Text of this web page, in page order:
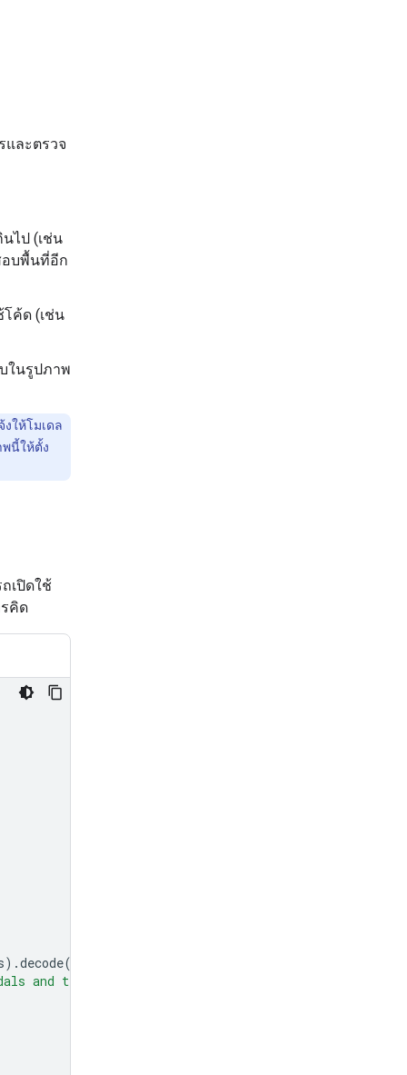
และตรวจ
นไป (เช่น
อบพื้นที่อีก
ค้ด (เช่น
ในรูปภาพ
ให้โมเดล
นี้ให้ตั้ง
เปิดใช้
คิด
) .decode(
and tell me how many pedals are there?"